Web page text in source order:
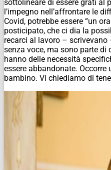
sottolineare di essere grati al
l’impegno nell’affrontare le
Covid, potrebbe essere “un
posticipato, che ci dia la
recarci al lavoro –
senza voce, ma sono parte
hanno delle necessità
essere abbandonate. Occorre
bambino. Vi chiediamo di